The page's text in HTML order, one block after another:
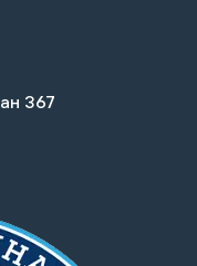
367